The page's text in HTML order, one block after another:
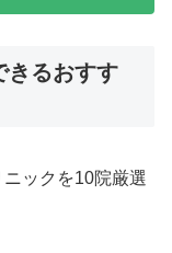
きるおすす
ックを10院厳選